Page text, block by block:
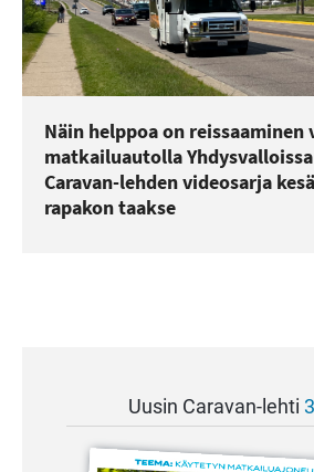
Näin helppoa on
matkailuautolla
Caravan-lehden videosarja
rapakon taakse
Uusin Caravan-lehti